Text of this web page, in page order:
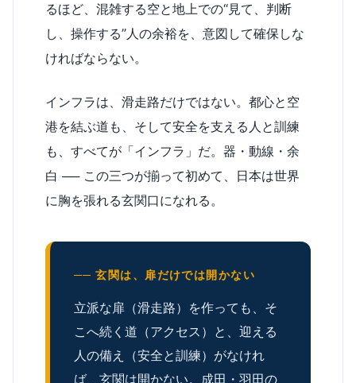
るほど、混雑する空と地上での“見て、判断
し、操作する”人の余裕を、意図して確保しな
ければならない。
インフラは、滑走路だけではない。都心と空
港を結ぶ道も、そして安全を支える人と訓練
も、すべてが「インフラ」だ。器・動線・余
白 ── この三つが揃って初めて、日本は世界
に胸を張れる玄関口になれる。
── 玄関は、扉だけでは開かない
立派な扉（滑走路）を作っても、そ
こへ続く道（アクセス）と、迎える
人の備え（安全と訓練）がなけれ
ば、玄関は開かない。成田・羽田の